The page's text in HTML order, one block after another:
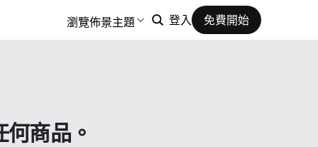
瀏覽佈景主題 登入 免費開始
商品。